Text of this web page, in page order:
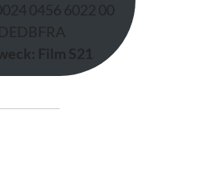
0456 6022 00
Film S21